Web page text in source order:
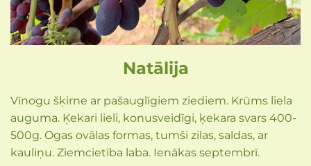
Natālija
Vīnogu šķirne ar pašauglīgiem ziediem. Krūms liela
auguma. Ķekari lieli, konusveidīgi, ķekara svars 400-
500g. Ogas ovālas formas, tumši zilas, saldas, ar
kauliņu. Ziemcietība laba. Ienākas septembrī.